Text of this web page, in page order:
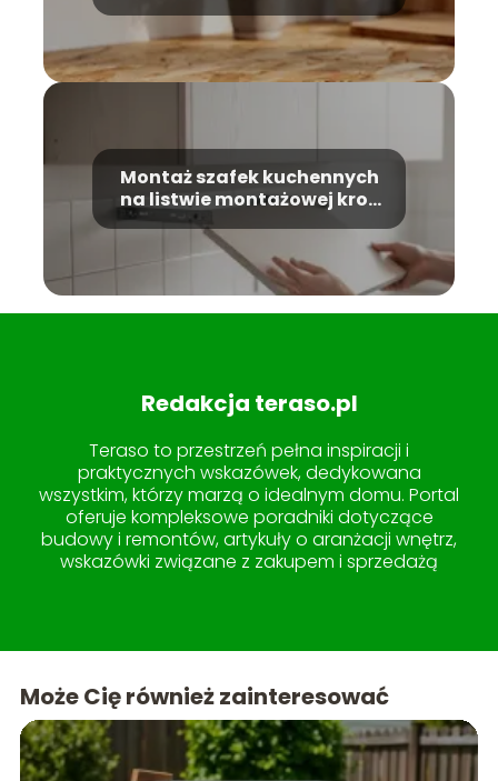
Montaż szafek kuchennych
na listwie montażowej krok
Redakcja teraso.pl
Teraso to przestrzeń pełna inspiracji i
praktycznych wskazówek, dedykowana
wszystkim, którzy marzą o idealnym domu. Portal
oferuje kompleksowe poradniki dotyczące
budowy i remontów, artykuły o aranżacji wnętrz,
wskazówki związane z zakupem i sprzedażą
domu jeszcze przyjemniejszym. Teraso to miejsce,
idealne kompendium dla każdego miłośnika
pięknych i funkcjonalnych przestrzeni.
Może Cię również zainteresować